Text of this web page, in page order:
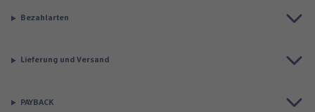
Bezahlarten
Lieferung und Versand
PAYBACK